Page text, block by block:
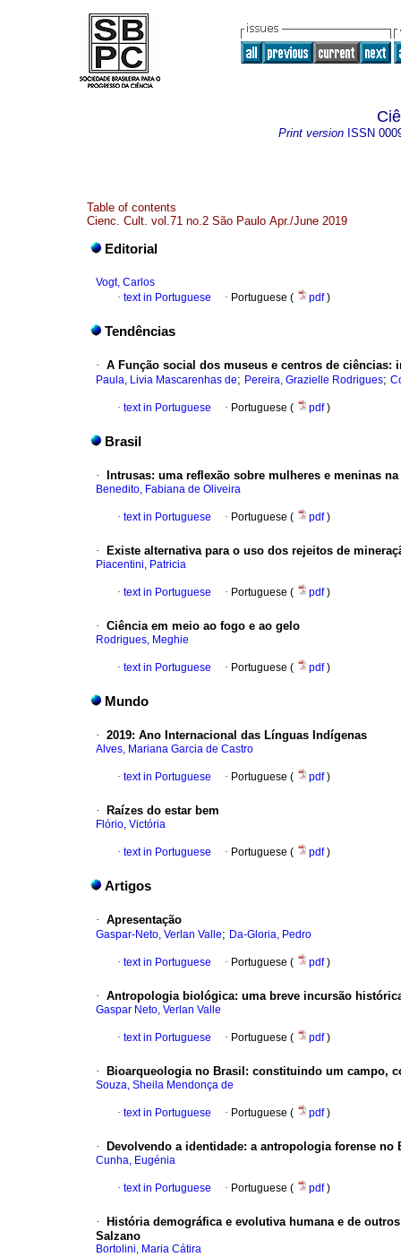
Print version ISSN
Table of contents
Cienc. Cult. vol.71 no.2 São Paulo Apr./June 2019
Editorial
Vogt, Carlos
· text in Portuguese · Portuguese ( pdf)
Tendências
· A Função social dos museus e centros de ciências:
Paula, Livia Mascarenhas de; Pereira, Grazielle Rodrigues;
· text in Portuguese · Portuguese ( pdf)
Brasil
· Intrusas: uma reflexão sobre mulheres e meninas
Benedito, Fabiana de Oliveira
· text in Portuguese · Portuguese ( pdf)
· Existe alternativa para o uso dos rejeitos de
Piacentini, Patricia
· text in Portuguese · Portuguese ( pdf)
· Ciência em meio ao fogo e ao gelo
Rodrigues, Meghie
· text in Portuguese · Portuguese ( pdf)
Mundo
· 2019: Ano Internacional das Línguas Indígenas
Alves, Mariana Garcia de Castro
· text in Portuguese · Portuguese ( pdf)
· Raízes do estar bem
Flório, Victória
· text in Portuguese · Portuguese ( pdf)
Artigos
· Apresentação
Gaspar-Neto, Verlan Valle; Da-Gloria, Pedro
· text in Portuguese · Portuguese ( pdf)
· Antropologia biológica: uma breve incursão
Gaspar Neto, Verlan Valle
· text in Portuguese · Portuguese ( pdf)
· Bioarqueologia no Brasil : constituindo um campo,
Souza, Sheila Mendonça de
· text in Portuguese · Portuguese ( pdf)
· Devolvendo a identidade: a antropologia forense no
Cunha, Eugénia
· text in Portuguese · Portuguese ( pdf)
·
História demográfica e evolutiva humana e de
Salzano
Bortolini, Maria Cátira